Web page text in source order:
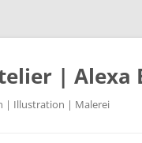
| Alexa
| Illustration | Malerei